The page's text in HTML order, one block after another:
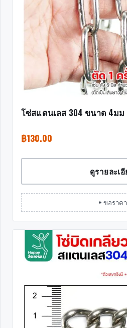
โซ่สแตนเลส 304 ขนาด 4มม
฿130.00
ดูรายละเ
+ ขอราคา